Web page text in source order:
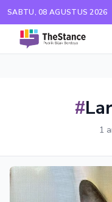
SABTU, 08 AGUSTUS 2026
#
1